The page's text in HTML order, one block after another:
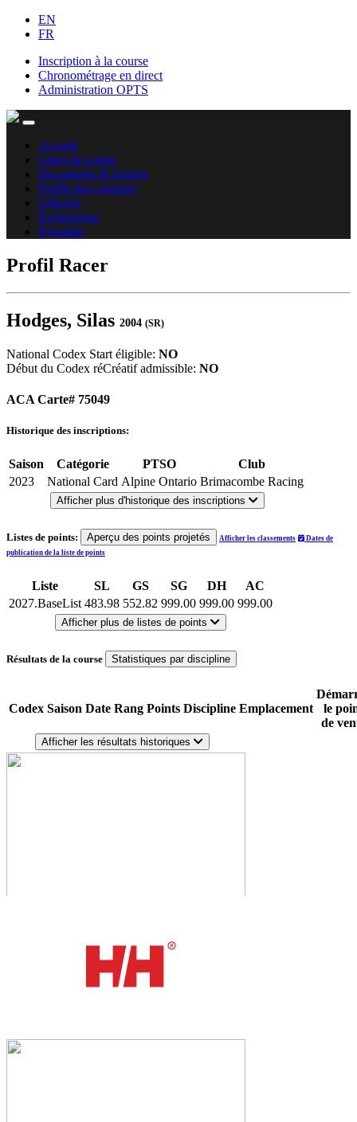
EN
FR
Inscription à la course
Chronométrage en direct
Administration OPTS
Accueil
Listes de points
Documents & fichiers
Profils des coureurs
Officiels
Événements
Résultats
Profil Racer
Hodges, Silas 2004 (SR)
National Codex Start éligible: NO
Début du Codex réCréatif admissible: NO
ACA Carte# 75049
Historique des inscriptions:
Saison Catégorie PTSO
Club
2023
National Card Alpine Ontario Brimacombe Racing
Afficher plus d'historique des inscriptions
Listes de points: Aperçu des points projetés Afficher les classements
Dates de
publication de la liste de points
Liste SL GS SG DH
AC
2027.BaseList 483.98 552.82 999.00 999.00 999.00
Afficher plus de listes de points
Résultats de la course Statistiques par discipline
Codex Saison Date Rang Points Discipline Emplacement
le
de
Afficher les résultats historiques